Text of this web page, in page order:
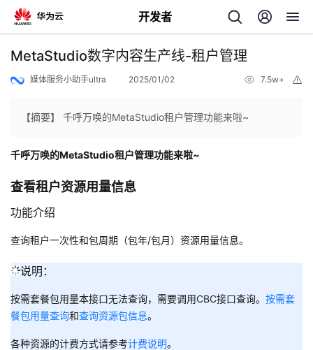
开发者
返
主
页
的
开
发
者
MetaStudio数字内容生产线-租户管理
媒体服务小助手ultra 2025/01/02 7.5w+
【摘要】 千呼万唤的MetaStudio租户管理功能来啦~
千呼万唤的MetaStudio租户管理功能来啦~
查看租户资源用量信息
功能介绍
查询租户一次性和包周期（包年/包月）资源用量信息。
说明：
按需套餐包用量本接口无法查询，需要调用CBC接口查询。 按需套
餐包用量查询和查询资源包信息。
各种资源的计费方式请参考计费说明。